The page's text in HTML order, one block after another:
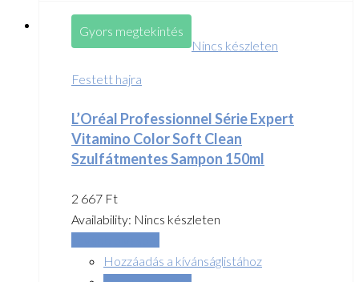
Gyors megtekintés
Nincs készleten
Festett hajra
L’Oréal Professionnel Série Expert
Vitamino Color Soft Clean
Szulfátmentes Sampon 150ml
2 667 Ft
Availability: Nincs készleten
Hozzáadás a kívánságlistához